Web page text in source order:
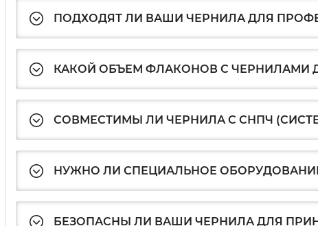
ПОДХОДЯТ ЛИ ВАШИ ЧЕРНИЛА ДЛЯ
КАКОЙ ОБЪЕМ ФЛАКОНОВ С ЧЕРНИЛАМИ
СОВМЕСТИМЫ ЛИ ЧЕРНИЛА С СНПЧ
НУЖНО ЛИ СПЕЦИАЛЬНОЕ
БЕЗОПАСНЫ ЛИ ВАШИ ЧЕРНИЛА ДЛЯ